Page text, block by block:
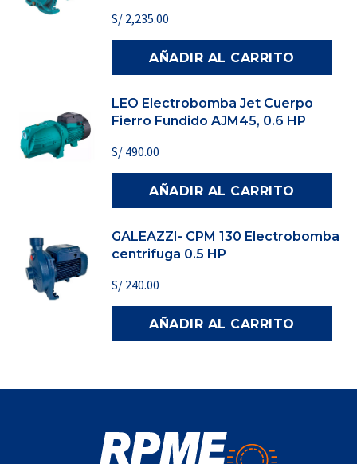
S/ 2,235.00
AÑADIR AL CARRITO
LEO Electrobomba Jet Cuerpo
Fierro Fundido AJM45, 0.6 HP
S/ 490.00
AÑADIR AL CARRITO
GALEAZZI- CPM 130 Electrobomba
centrifuga 0.5 HP
S/ 240.00
AÑADIR AL CARRITO